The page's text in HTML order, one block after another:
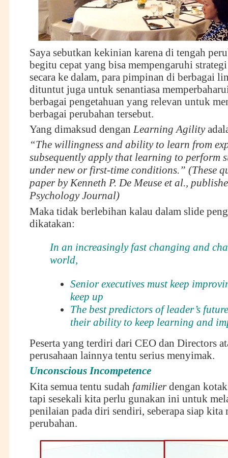
Saya sebutkan kekinian karena di tengah
begitu cepat yang bisa mempengaruhi strategi
secara ke dalam, para pimpinan di berbagai
dituntut juga untuk senantiasa
berbagai pengetahuan yang relevan untuk
berbagai perubahan tersebut.
Yang dimaksud dengan Learning Agility
“The willingness and ability to learn from
subsequently apply that learning to perform
under new or first-time conditions.” (These
paper by Kenneth P. De Meuse et al.,
Psychology Journal)
Maka tidak berlebihan kalau dalam slide
dikatakan:
In an increasingly fast changing and
world,
Senior executives must keep
keep up
The best predictors of leader’s
their ability to keep learning and
Peserta yang terdiri dari CEO dan Directors
perusahaan lainnya tentu serius menyimak.
Unconscious Incompetence
Kita semua tentu sudah familierdengan
tapi sesekali kita perlu gunakan ini untuk
penilaian pada diri sendiri, seberapa siap kita
perubahan.